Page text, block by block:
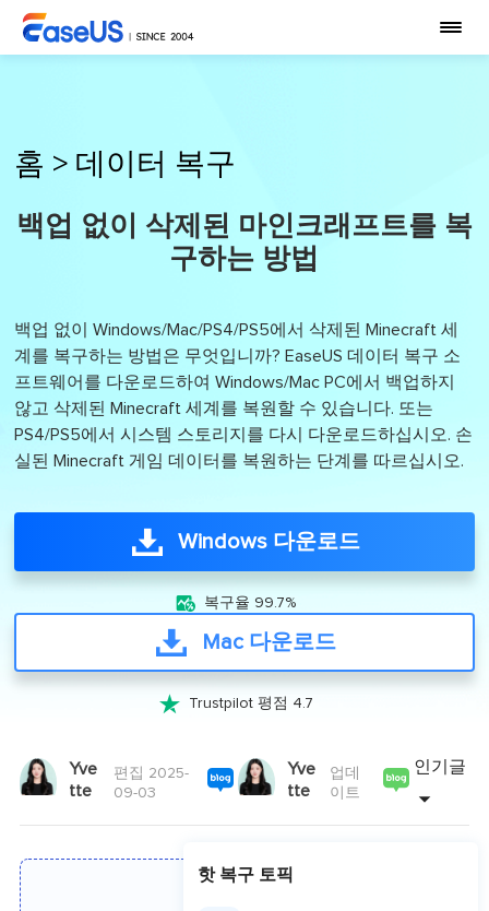
홈 > 데이터 복구
백업 없이 삭제된 마인크래프트를 복
구하는 방법
백업 없이 Windows/Mac/PS4/PS5에서 삭제된 Minecraft 세
계를 복구하는 방법은 무엇입니까? EaseUS 데이터 복구 소
프트웨어를 다운로드하여 Windows/Mac PC에서 백업하지
않고 삭제된 Minecraft 세계를 복원할 수 있습니다. 또는
PS4/PS5에서 시스템 스토리지를 다시 다운로드하십시오. 손
실된 Minecraft 게임 데이터를 복원하는 단계를 따르십시오.
Windows 다운로드
 복구율 99.7%
Mac 다운로드
 Trustpilot 평점 4.7
Yve
tte
편집 2025-
09-03
Yve
tte
업데
이트
인기글
핫 복구 토픽